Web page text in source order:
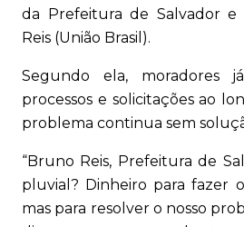
da Prefeitura de Salvador
Reis (União Brasil).
Segundo ela, moradores
processos e solicitações ao
problema continua sem
“Bruno Reis, Prefeitura de
pluvial? Dinheiro para fazer
mas para resolver o nosso